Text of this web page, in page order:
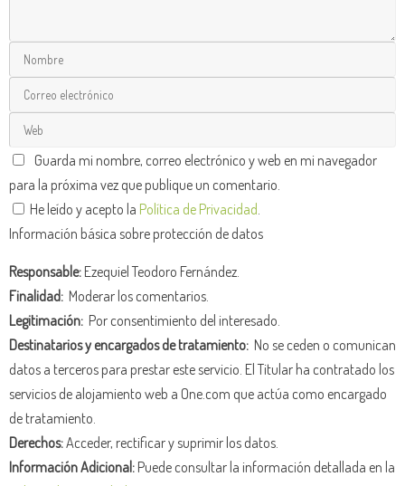
Guarda mi nombre, correo electrónico y web en mi navegador
para la próxima vez que publique un comentario.
He leído y acepto la Política de Privacidad
Información básica sobre protección de datos
Responsable:Ezequiel Teodoro Fernández.
Finalidad: Moderar los comentarios.
Legitimación: Por consentimiento del interesado.
Destinatarios y encargados de tratamiento: No se ceden o comunican
datos a terceros para prestar este servicio. El Titular ha contratado los
servicios de alojamiento web a One.com que actúa como encargado
de tratamiento.
Derechos:Acceder, rectificar y suprimir los datos.
Información Adicional:Puede consultar la información detallada en la